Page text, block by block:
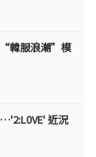
韓服浪潮”模
近況